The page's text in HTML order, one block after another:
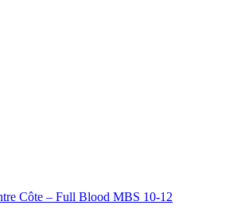
Côte – Full Blood MBS 10-12